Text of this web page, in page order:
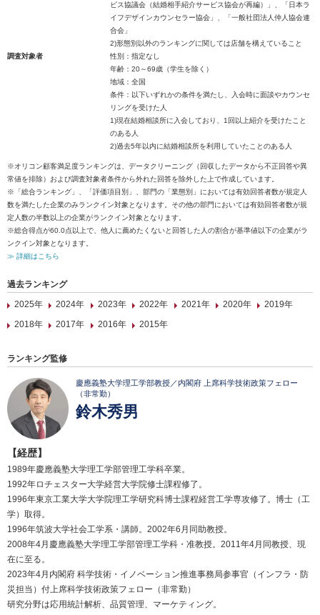
ビス協議会（結婚相手紹介サービス協会が再編）」、「日本ラ
イフデザインカウンセラー協会」、「一般社団法人仲人協会連
合会」
2)形態別以外のランキングに関しては店舗を構えていること
調査対象者
性別：指定なし
年齢：20～69歳（学生を除く）
地域：全国
条件：以下いずれかの条件を満たし、入会時に面談やカウンセ
リングを受けた人
1)現在結婚相談所に入会しており、1回以上紹介を受けたこと
のある人
2)過去5年以内に結婚相談所を利用していたことのある人
※オリコン顧客満足度ランキングは、データクリーニング（回収したデータから不正回答や異
常値を排除）および調査対象者条件から外れた回答を除外した上で作成しています。
※「総合ランキング」、「評価項目別」、部門の「業態別」においては有効回答者数が規定人
数を満たした企業のみランクイン対象となります。その他の部門においては有効回答者数が規
定人数の半数以上の企業がランクイン対象となります。
※総合得点が60.0点以上で、他人に薦めたくないと回答した人の割合が基準値以下の企業がラ
ンクイン対象となります。
≫ 詳細はこちら
過去ランキング
2025年
2024年 2023年 2022年 2021年 2020年
2019年
2018年
2017年 2016年 2015年
ランキング監修
慶應義塾大学理工学部教授／内閣府 上席科学技術政策フェロー
（非常勤）
鈴木秀男
【経歴】
1989年慶應義塾大学理工学部管理工学科卒業。
1992年ロチェスター大学経営大学院修士課程修了。
1996年東京工業大学大学院理工学研究科博士課程経営工学専攻修了。博士（工
学）取得。
1996年筑波大学社会工学系・講師。2002年6月同助教授。
2008年4月慶應義塾大学理工学部管理工学科・准教授。2011年4月同教授、現
在に至る。
2023年4月内閣府 科学技術・イノベーション推進事務局参事官（インフラ・防
災担当）付上席科学技術政策フェロー（非常勤）
研究分野は応用統計解析、品質管理、マーケティング。